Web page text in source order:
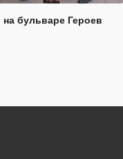
бульваре Героев